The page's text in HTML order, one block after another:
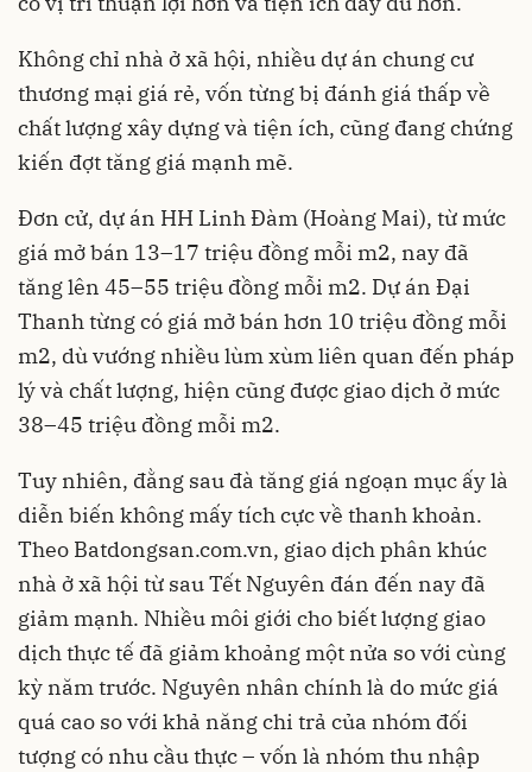
Không chỉ nhà ở xã hội, nhiều dự án chung cư
thương mại giá rẻ, vốn từng bị đánh giá thấp về
chất lượng xây dựng và tiện ích, cũng đang chứng
kiến đợt tăng giá mạnh mẽ.
Đơn cử, dự án HH Linh Đàm (Hoàng Mai), từ mức
giá mở bán 13–17 triệu đồng mỗi m2, nay đã
tăng lên 45–55 triệu đồng mỗi m2. Dự án Đại
Thanh từng có giá mở bán hơn 10 triệu đồng mỗi
m2, dù vướng nhiều lùm xùm liên quan đến pháp
lý và chất lượng, hiện cũng được giao dịch ở mức
38–45 triệu đồng mỗi m2.
Tuy nhiên, đằng sau đà tăng giá ngoạn mục ấy là
diễn biến không mấy tích cực về thanh khoản.
Theo Batdongsan.com.vn, giao dịch phân khúc
nhà ở xã hội từ sau Tết Nguyên đán đến nay đã
giảm mạnh. Nhiều môi giới cho biết lượng giao
dịch thực tế đã giảm khoảng một nửa so với cùng
kỳ năm trước. Nguyên nhân chính là do mức giá
quá cao so với khả năng chi trả của nhóm đối
tượng có nhu cầu thực – vốn là nhóm thu nhập